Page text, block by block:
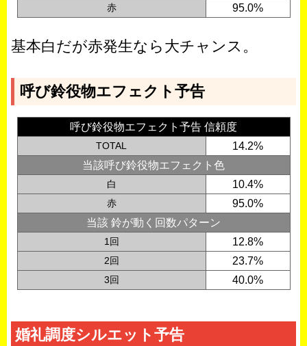
赤 95.0%
基本白だが赤発生なら大チャンス。
呼び鈴役物エフェクト予告
呼び鈴役物エフェクト予告 信頼度
TOTAL
14.2%
当該呼び鈴役物エフェクト色
白 10.4%
赤
95.0%
当該 鈴が動く回数パターン
1回 12.8%
2回 23.7%
3回 40.0%
婚礼調度シルエット予告